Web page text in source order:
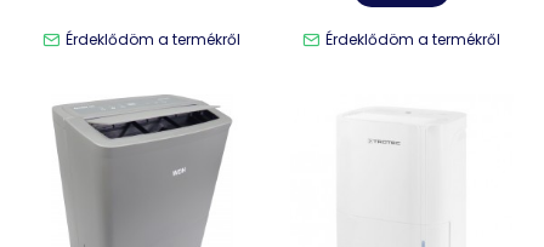
Érdeklődöm a termékről Érdeklődöm a termékről